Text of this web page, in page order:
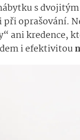
s
oprašování.
ani kredence,
i efektivitou